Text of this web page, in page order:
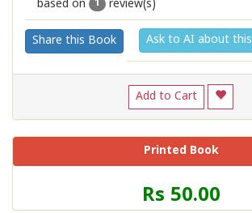
2
1
based on
1 review(s)
Share this Book Ask to AI about
Add to Cart
Printed Book
Price
of
Rs 50.00